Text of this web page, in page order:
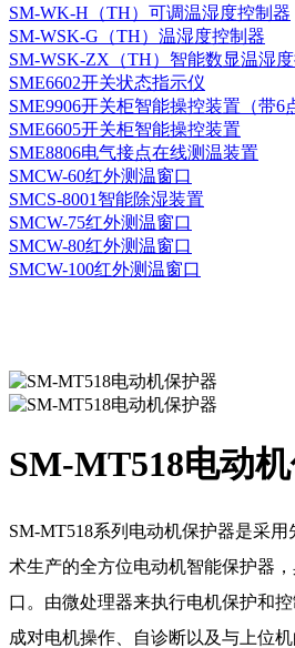
SM-WK-H（TH）可调温湿度控制器
SM-WSK-G（TH）温湿度控制器
SM-WSK-ZX（TH）智能数显温湿
SME6602开关状态指示仪
SME9906开关柜智能操控装置（带6
SME6605开关柜智能操控装置
SME8806电气接点在线测温装置
SMCW-60红外测温窗口
SMCS-8001智能除湿装置
SMCW-75红外测温窗口
SMCW-80红外测温窗口
SMCW-100红外测温窗口
SM-MT518电动
SM-MT518系列电动机保护器是采
术生产的全方位电动机智能保护器
口。由微处理器来执行电机保护和
成对电机操作、自诊断以及与上位